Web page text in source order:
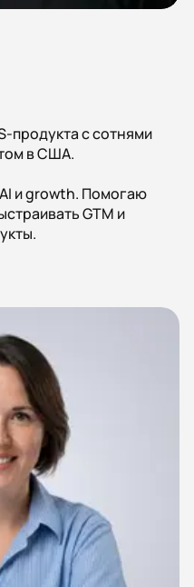
продукта с сотнями
в США.
и growth. Помогаю
GTM и